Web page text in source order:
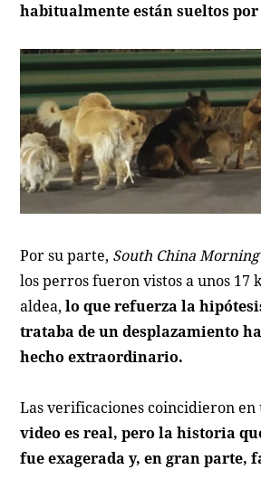
habitualmente están sueltos por
Por su parte, South China
los perros fueron vistos a unos 17
aldea,lo que refuerza la
trataba de un desplazamiento
hecho extraordinario.
Las verificaciones coincidieron
video es real, pero la historia
fue exagerada y, en gran parte,